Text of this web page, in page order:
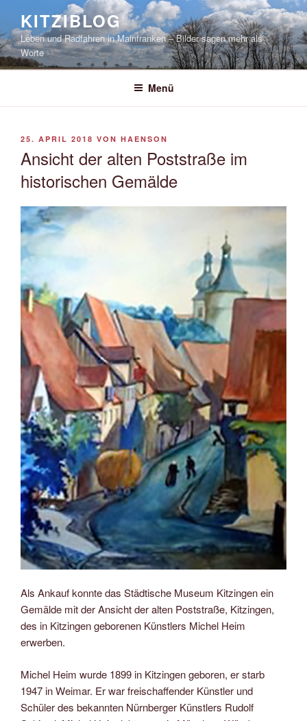
springen
KITZIBLOG
Leben und Radfahren in Mainfranken – Bilder sagen mehr als
Worte
Menü
VERÖFFENTLICHT
25. APRIL 2018 VON HAENSON
Ansicht der alten Poststraße im
historischen Gemälde
Als Ankauf konnte das Städtische Museum Kitzingen ein
Gemälde mit der Ansicht der alten Poststraße, Kitzingen,
des in Kitzingen geborenen Künstlers Michel Heim
erwerben.
Michel Heim wurde 1899 in Kitzingen geboren, er starb
1947 in Weimar. Er war freischaffender Künstler und
Schüler des bekannten Nürnberger Künstlers Rudolf